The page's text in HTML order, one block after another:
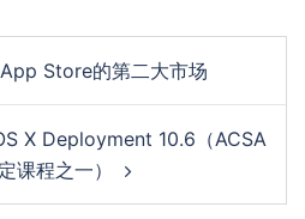
Store的第二大市场
X Deployment 10.6（ACSA
课程之一）